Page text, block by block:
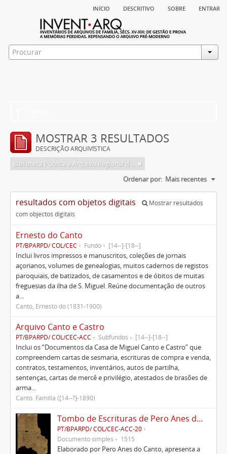
início descritivo sobre entrar
MOSTRAR 3 RESULTADOS
DESCRIÇÃO ARQUIVÍSTICA
Biblioteca Pública e Arquivo Regional de Ponta Delgada
Ordenar por: Mais recentes
resultados com objetos digitais
Mostrar resultados
com objectos digitais
Ernesto do Canto
PT/BPARPD/ COL/CEC Fundo [14--]-[18--]
Inclui livros impressos e manuscritos, coleções de jornais
açorianos, volumes de genealogias, muitos cadernos de registos
paroquiais, de batizados, de casamentos e de óbitos de muitas
freguesias da ilha de S. Miguel. Reúne documentação de outros
a...
Canto, Ernesto do (1831-1900)
Arquivo Canto e Castro
PT/BPARPD/ COL/CEC-ACC Subfundos [14--]-[18--]
Inclui os “Documentos da Casa de Miguel Canto e Castro” que
compreendem cartas de sesmaria, escrituras de compra e venda,
contratos, testamentos, inventários, autos de partilha,
sentenças, cartas de mercê e privilégio, atestados de brasões de
arma...
Canto. Família ([14--?]-1890)
Tombo de Escrituras de Pero Anes do Canto
PT/BPARPD/ COL/CEC-ACC-20
Documento simples
1515
Elaborado por Pero Anes do Canto, apresenta a